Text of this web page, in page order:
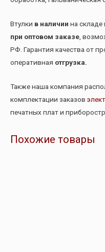
Втулки в наличии на складе
при оптовом заказе ,
РФ. Гарантия качества от
оперативная отгрузка.
Также наша компания
комплектации заказов
печатных плат и
Похожие товары